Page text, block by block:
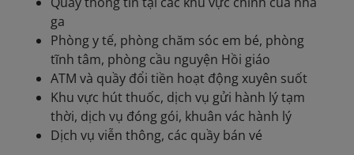
ga
Phòng y tế, phòng chăm sóc em bé, phòng
tĩnh tâm, phòng cầu nguyện Hồi giáo
ATM và quầy đổi tiền hoạt động xuyên suốt
Khu vực hút thuốc, dịch vụ gửi hành lý tạm
thời, dịch vụ đóng gói, khuân vác hành lý
Dịch vụ viễn thông, các quầy bán vé